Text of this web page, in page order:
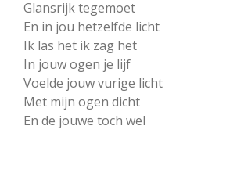
Glansrijk tegemoet
En in jou hetzelfde licht
Ik las het ik zag het
In jouw ogen je lijf
Voelde jouw vurige licht
Met mijn ogen dicht
En de jouwe toch wel